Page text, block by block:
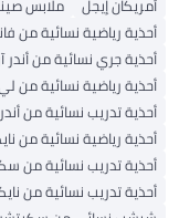
أمريكان إيجل
ملابس
أحذية رياضية نسائية من
أحذية جري نسائية من أندر
أحذية رياضية نسائية من
أحذية تدريب نسائية من
أحذية رياضية نسائية من
أحذية تدريب نسائية من
أحذية تدريب نسائية من